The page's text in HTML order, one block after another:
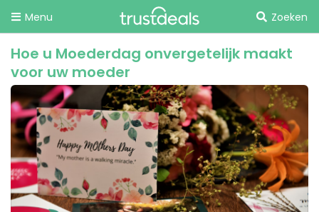
Menu Zoeken
Hoe u Moederdag onvergetelijk maakt
voor uw moeder